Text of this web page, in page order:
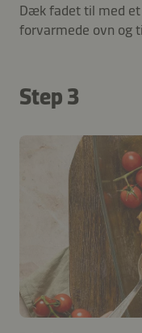
Dæk fadet til med
forvarmede ovn og
Step 3